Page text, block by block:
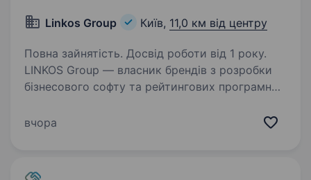
Linkos Group Київ, 11,0 км від центру
Повна зайнятість. Досвід роботи від 1 року.
LINKOS Group — власник брендів з розробки
бізнесового софту та рейтингових програмних
України — запрошує тебе до своєї НЕРЕАЛЬНО
вчора